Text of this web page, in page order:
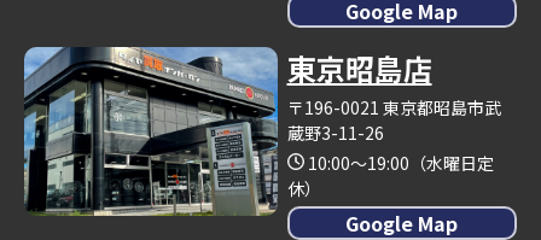
Google Map
東京昭島店
〒196-0021 東京都昭島市武
蔵野3-11-26
10:00～19:00（水曜日定
休）
Google Map